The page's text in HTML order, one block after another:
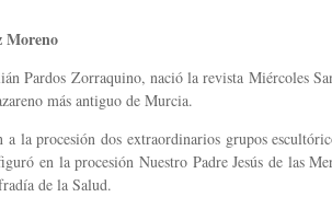
Moreno
Pardos Zorraquino, nació la revista Miércoles
más antiguo de Murcia.
la procesión dos extraordinarios grupos
en la procesión Nuestro Padre Jesús de las
de la Salud.